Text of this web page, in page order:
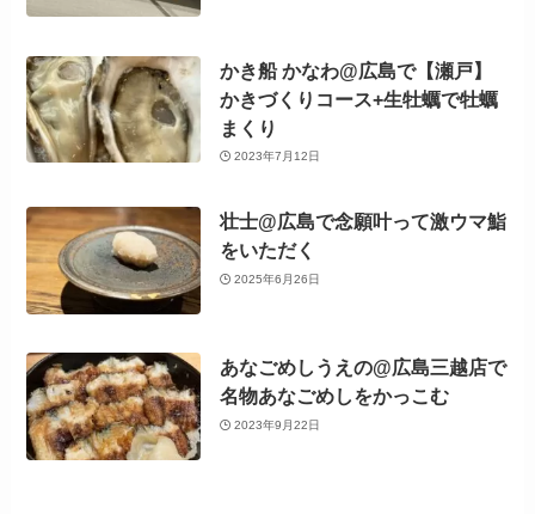
かき船 かなわ@広島で【瀬戸】
かきづくりコース+生牡蠣で牡蠣
まくり
2023年7月12日
壮士@広島で念願叶って激ウマ鮨
をいただく
2025年6月26日
あなごめしうえの@広島三越店で
名物あなごめしをかっこむ
2023年9月22日